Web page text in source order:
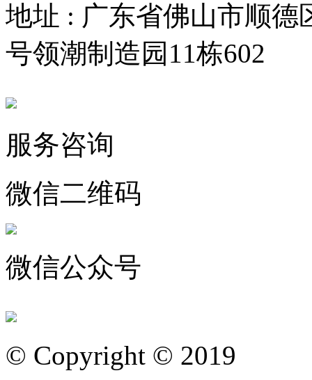
地址 : 广东省佛山市顺德
号领潮制造园11栋602
服务咨询
微信二维码
微信公众号
© Copyright © 2019